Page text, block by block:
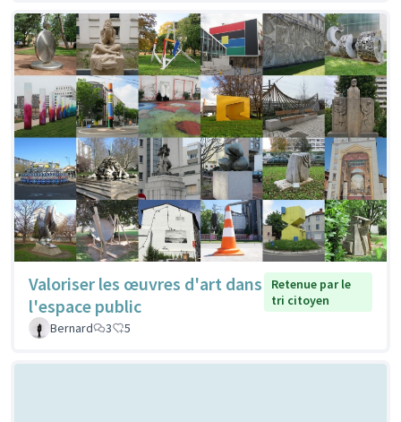
Valoriser les œuvres d'art dans
l'espace public
Retenue par le
tri citoyen
Bernard
3 5